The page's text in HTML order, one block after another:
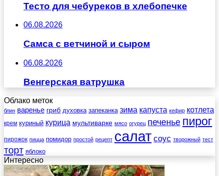
Тесто для чебуреков в хлебопечке
06.08.2026
Самса с ветчиной и сыром
06.08.2026
Венгерская ватрушка
Облако меток
блин варенье гриб духовка запеканка зима капуста кефир котлета
крем куриный курица мультиварке мясо огурец печенье пирог
пирожок пицца помидор простой рецепт салат соус творожный тест
торт яблоко
Интересно